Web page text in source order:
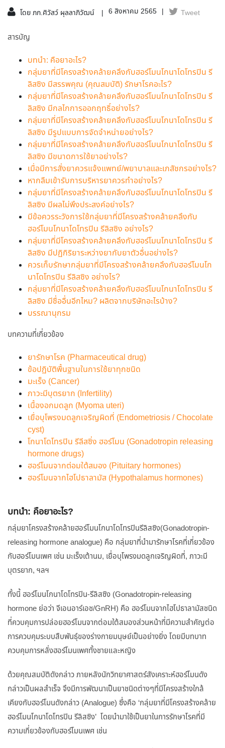
โดย ภก.ศิวัสว์ ผุลลาภิวัฒน์ 6 สิงหาคม 2565 Tweet
สารบัญ
บทนำ: คือยาอะไร?
กลุ่มยาที่มีโครงสร้างคล้ายคลึงกับฮอร์โมนโกนาโดโทรปิน รี
ลิสซิง มีสรรพคุณ (คุณสมบัติ) รักษาโรคอะไร?
กลุ่มยาที่มีโครงสร้างคล้ายคลึงกับฮอร์โมนโกนาโดโทรปิน รี
ลิสซิง มีกลไกการออกฤทธิ์อย่างไร?
กลุ่มยาที่มีโครงสร้างคล้ายคลึงกับฮอร์โมนโกนาโดโทรปิน รี
ลิสซิง มีรูปแบบการจัดจำหน่ายอย่างไร?
กลุ่มยาที่มีโครงสร้างคล้ายคลึงกับฮอร์โมนโกนาโดโทรปิน รี
ลิสซิง มีขนาดการใช้ยาอย่างไร?
เมื่อมีการสั่งยาควรแจ้งแพทย์/พยาบาลและเภสัชกรอย่างไร?
หากลืมเข้ารับการบริหารยาควรทำอย่างไร?
กลุ่มยาที่มีโครงสร้างคล้ายคลึงกับฮอร์โมนโกนาโดโทรปิน รี
ลิสซิง มีผลไม่พึงประสงค์อย่างไร?
มีข้อควรระวังการใช้กลุ่มยาที่มีโครงสร้างคล้ายคลึงกับ
ฮอร์โมนโกนาโดโทรปิน รีลิสซิง อย่างไร?
กลุ่มยาที่มีโครงสร้างคล้ายคลึงกับฮอร์โมนโกนาโดโทรปิน รี
ลิสซิง มีปฏิกิริยาระหว่างยากับยาตัวอื่นอย่างไร?
ควรเก็บรักษากลุ่มยาที่มีโครงสร้างคล้ายคลึงกับฮอร์โมนโก
นาโดโทรปิน รีลิสซิง อย่างไร?
กลุ่มยาที่มีโครงสร้างคล้ายคลึงกับฮอร์โมนโกนาโดโทรปิน รี
ลิสซิง มีชื่ออื่นอีกไหม? ผลิตจากบริษัทอะไรบ้าง?
บรรณานุกรม
บทความที่เกี่ยวข้อง
ยารักษาโรค (Pharmaceutical drug)
ข้อปฏิบัติพื้นฐานในการใช้ยาทุกชนิด
มะเร็ง (Cancer)
ภาวะมีบุตรยาก (Infertility)
เนื้องอกมดลูก (Myoma uteri)
เยื่อบุโพรงมดลูกเจริญผิดที่ (Endometriosis / Chocolate
cyst)
โกนาโดโทรปิน รีลีสซิ่ง ฮอร์โมน (Gonadotropin releasing
hormone drugs)
ฮอร์โมนจากต่อมใต้สมอง (Pituitary hormones)
ฮอร์โมนจากไฮโปธาลามัส (Hypothalamus hormones)
บทนำ: คือยาอะไร?
กลุ่มยาโครงสร้างคล้ายฮอร์โมนโกนาโดโทรปินรีลิสซิง(Gonadotropin-
releasing hormone analogue) คือ กลุ่มยาที่นำมารักษาโรคที่เกี่ยวข้อง
กับฮอร์โมนเพศ เช่น มะเร็งเต้านม, เยื่อบุโพรงมดลูกเจริญผิดที่, ภาวะมี
บุตรยาก, ฯลฯ
ทั้งนี้ ฮอร์โมนโกนาโดโทรปิน-รีลิสซิง (Gonadotropin-releasing
hormone ย่อว่า จีเอนอาร์เอช/GnRH) คือ ฮอร์โมนจากไฮโปธาลามัสชนิด
ที่ควบคุมการปล่อยฮอร์โมนจากต่อมใต้สมองส่วนหน้าที่มีความสำคัญต่อ
การควบคุมระบบสืบพันธุ์ของร่างกายมนุษย์เป็นอย่างยิ่ง โดยมีบทบาท
ควบคุมการหลั่งฮอร์โมนเพศทั้งชายและหญิง
ด้วยคุณสมบัติดังกล่าว ภายหลังนักวิทยาศาสตร์สังเคราะห์ฮอร์โมนดัง
กล่าวเป็นผลสำเร็จ จึงมีการพัฒนาเป็นยาชนิดต่างๆที่มีโครงสร้างใกล้
เคียงกับฮอร์โมนดังกล่าว (Analogue) ซึ่งคือ ‘กลุ่มยาที่มีโครงสร้างคล้าย
ฮอร์โมนโกนาโดโทรปิน รีลิสซิง’ โดยนำมาใช้เป็นยาในการรักษาโรคที่มี
ความเกี่ยวข้องกับฮอร์โมนเพศ เช่น